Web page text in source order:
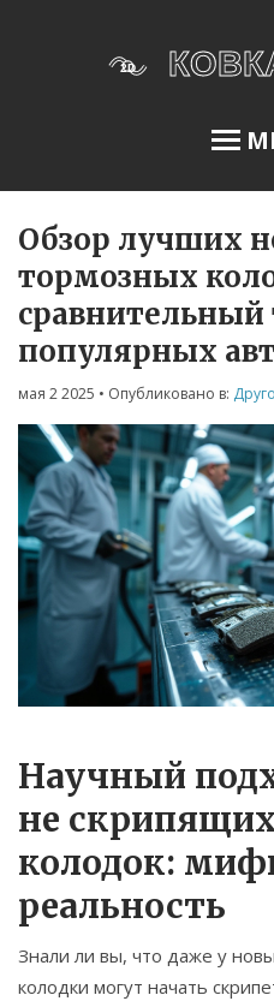
Освещение сада
Меню
О нас
Условия использования
Политика
ФЗ-152
Связаться
© 2026. Все права защищены.
Обзор лучших
тормозных
сравнительный
популярных
мая 2 2025 • Опубликовано в:
Научный
не
колодок:
реальность
Знали ли вы, что даже у
колодки могут начать